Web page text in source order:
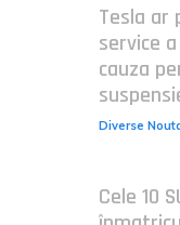
Tesla ar
service
cauza
Diverse
Cele 10